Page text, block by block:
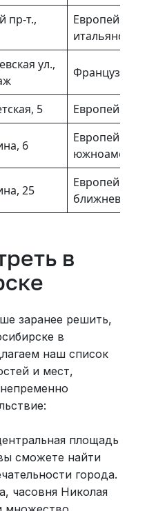
пр-т.,
Европейская,
итальянская
ул.,
Французская
5
Европейская,
6
Европейская,
25
Европейская,
в
заранее решить,
в
наш список
и мест,
площадь
сможете найти
города.
часовня Николая